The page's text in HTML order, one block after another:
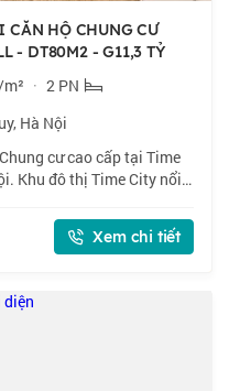
HỘ CHUNG CƯ
- DT80M2 - G11,3 TỶ
· 2 PN
Hà Nội
cư cao cấp tại Time
Khu đô thị Time City nổi
Xem chi tiết